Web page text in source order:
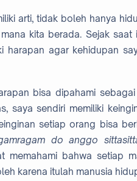
arti, tidak boleh hanya
kita berada. Sejak saat
agar kehidupan
bisa dipahami
saya sendiri memiliki
setiap orang bisa
do anggo
memahami bahwa setiap
karena itulah manusia